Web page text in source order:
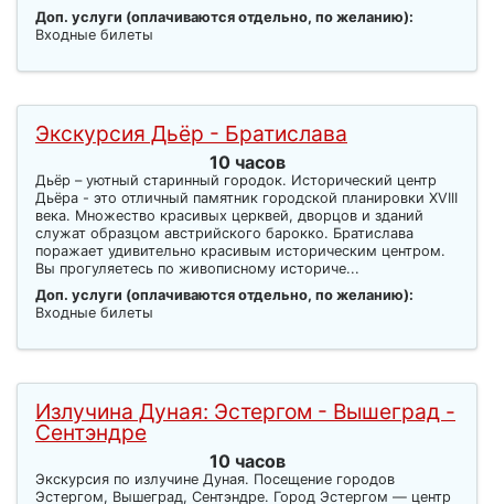
Доп. услуги (оплачиваются отдельно, по желанию):
Входные билеты
Экскурсия Дьёр - Братислава
10 часов
Дьёр – уютный старинный городок. Исторический центр
Дьёра - это отличный памятник городской планировки XVIII
века. Множество красивых церквей, дворцов и зданий
служат образцом австрийского барокко. Братислава
поражает удивительно красивым историческим центром.
Вы прогуляетесь по живописному историче...
Доп. услуги (оплачиваются отдельно, по желанию):
Входные билеты
Излучина Дуная: Эстергом - Вышеград -
Сентэндре
10 часов
Экскурсия по излучине Дуная. Посещение городов
Эстергом, Вышеград, Сентэндре. Город Эстергом — центр